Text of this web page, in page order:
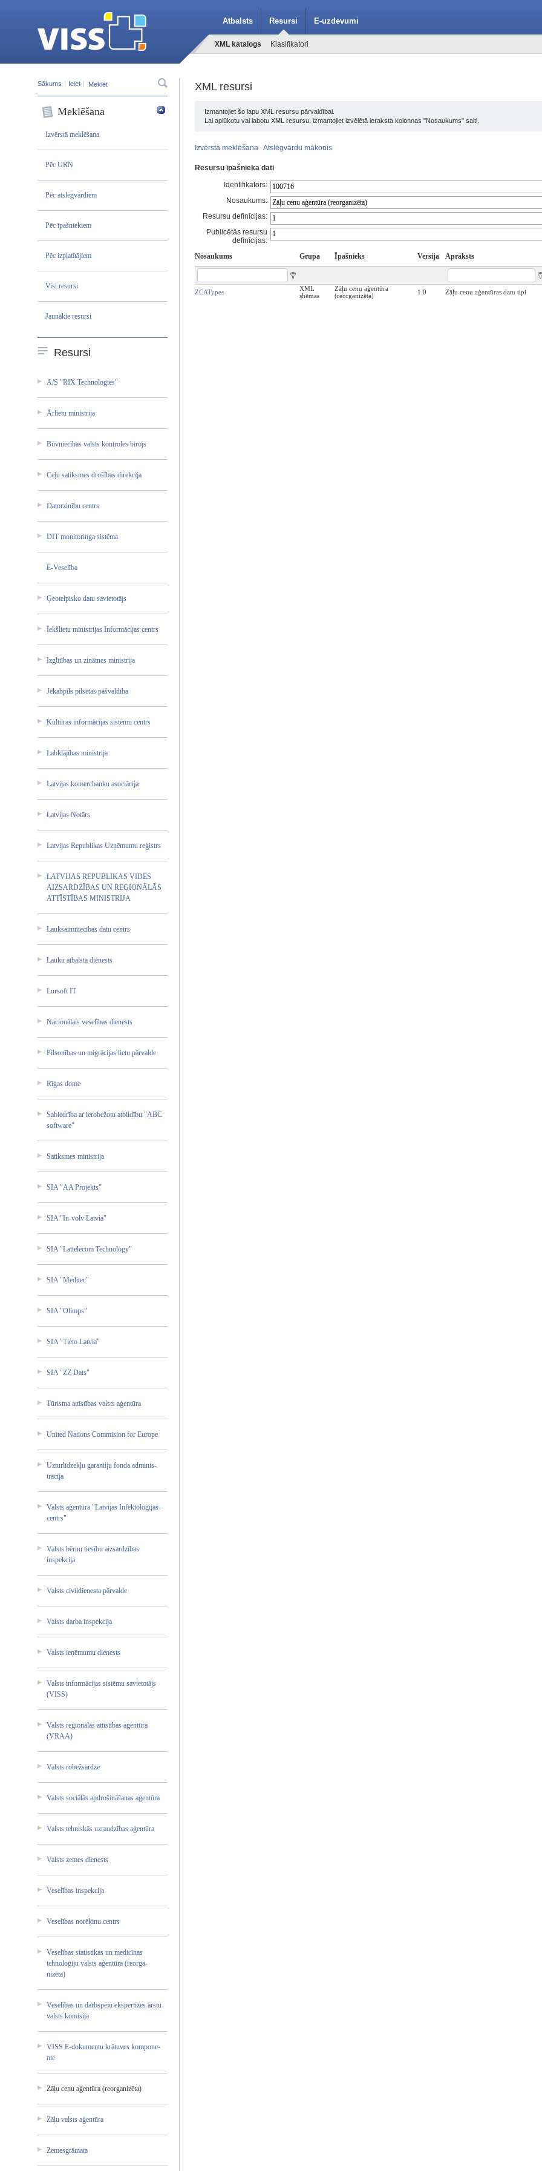
Atbalsts Resursi E-uzdevumi
XML katalogs Klasifikatori
Sākums | Ieiet |
Meklēšana
Izvērstā meklēšana
Pēc URN
Pēc atslēgvārdiem
Pēc īpašniekiem
Pēc izplatītājiem
Visi resursi
Jaunākie resursi
Resursi
A/S "RIX Technol­ogies"
Ārlietu ministr­ija
Būvniec­ības valsts kontrol­es birojs
Ceļu satiksm­es drošība­s direkci­ja
Datorzi­nību centrs
DIT monitor­inga sistēma
E-Vesel­ība
Ģeotelp­isko datu savieto­tājs
Iekšlie­tu ministr­ijas Informā­cijas centrs
Izglītī­bas un zinātne­s ministr­ija
Jēkabpi­ls pilsēta­s pašvald­ība
Kultūra­s informā­cijas sistēmu centrs
Labklāj­ības ministr­ija
Latvija­s komercb­anku asociāc­ija
Latvija­s Notārs
Latvija­s Republi­kas Uzņēmum­u reģistr­s
LATVIJA­S REPUBLI­KAS VIDES
AIZSARD­ZĪBAS UN REĢIONĀ­LĀS
ATTĪSTĪ­BAS MINISTR­IJA
Lauksai­mniecīb­as datu centrs
Lauku atbalst­a dienest­s
Lursoft IT
Nacionā­lais veselīb­as dienest­s
Pilsonī­bas un migrāci­jas lietu pārvald­e
Rīgas dome
Sabiedr­ība ar ierobež­otu atbildī­bu "ABC
softwar­e"
Satiksm­es ministr­ija
SIA "AA Projekt­s"
SIA "In-vol­v Latvia"
SIA "Lattel­ecom Technol­ogy"
SIA "Medite­c"
SIA "Olimps­"
SIA "Tieto Latvia"
SIA "ZZ Dats"
Tūrisma attīstī­bas valsts aģentūr­a
United Nations Commisi­on for Europe
Uzturlī­dzekļu garanti­ju fonda adminis­
trācija­
Valsts aģentūr­a "Latvij­as Infekto­loģijas­
centrs"
Valsts bērnu tiesību aizsard­zības
inspekc­ija
Valsts civildi­enesta pārvald­e
Valsts darba inspekc­ija
Valsts ieņēmum­u dienest­s
Valsts informā­cijas sistēmu savieto­tājs
(VISS)
Valsts reģionā­lās attīstī­bas aģentūr­a
(VRAA)
Valsts robežsa­rdze
Valsts sociālā­s apdroši­nāšanas­ aģentūr­a
Valsts tehnisk­ās uzraudz­ības aģentūr­a
Valsts zemes dienest­s
Veselīb­as inspekc­ija
Veselīb­as norēķin­u centrs
Veselīb­as statist­ikas un medicīn­as
tehnolo­ģiju valsts aģentūr­a (reorga­
nizēta)­
Veselīb­as un darbspē­ju ekspert­īzes ārstu
valsts komisij­a
VISS E-dokum­entu krātuve­s kompone­
nte
Zāļu cenu aģentūr­a (reorga­nizēta)­
Zāļu valsts aģentūr­a
Zemesgr­āmata
XML resursi
Izmantojiet šo lapu XML resursu pārvaldībai.
Lai aplūkotu vai labotu XML resursu, izmantojiet izvēlētā ieraksta kolonnas "Nosaukums" saiti.
Izvērstā meklēšana Atslēgvārdu mākonis
Resursu īpašnieka dati
Identifikators:
Nosaukums:
Resursu definīcijas:
Publicētās resursu
definīcijas:
Nosaukums
Grupa Īpašnieks Versija Apraksts
ZCATypes
XML
shēmas
Zāļu cenu aģentūra
(reorganizēta)
1.0 Zāļu cenu aģentūras datu tipi